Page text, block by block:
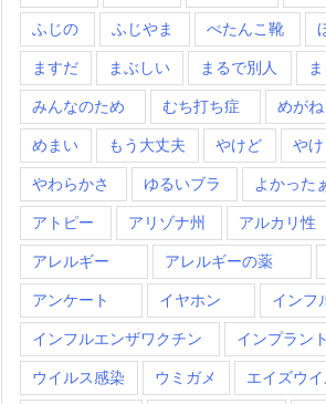
ふじの ふじやま ぺたんこ靴
ますだ まぶしい まるで別人
みんなのため むち打ち症 めがね
めまい もう大丈夫 やけど や
やわらかさ ゆるいブラ よかった
アトピー アリゾナ州 アルカリ性
アレルギー アレルギーの薬
アンケート イヤホン インフ
インフルエンザワクチン インプラント
ウイルス感染 ウミガメ エイズウイ